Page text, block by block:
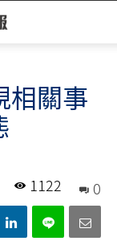
相關事
0
1122